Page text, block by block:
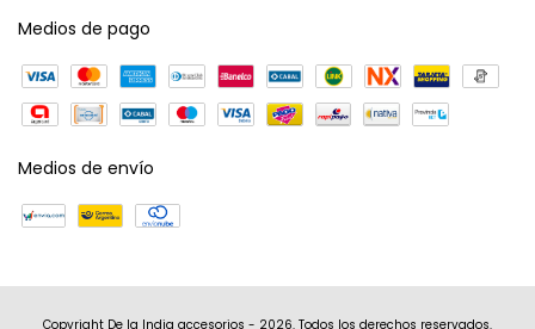
Medios de pago
Medios de envío
Copyright De la India accesorios - 2026. Todos los derechos reservados.